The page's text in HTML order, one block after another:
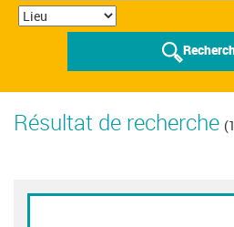
Résultat de recherche